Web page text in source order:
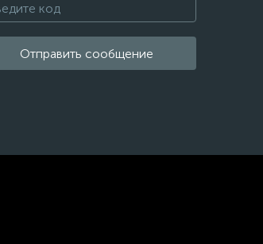
Отправить сообщение